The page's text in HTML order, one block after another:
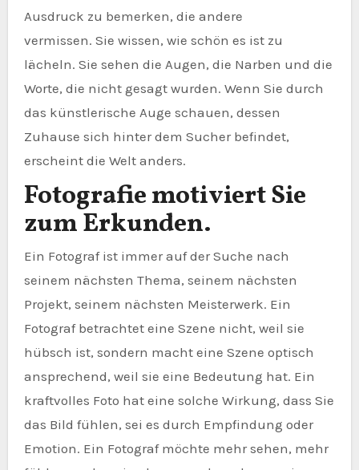
Ausdruck zu bemerken, die andere
vermissen. Sie wissen, wie schön es ist zu
lächeln. Sie sehen die Augen, die Narben und die
Worte, die nicht gesagt wurden. Wenn Sie durch
das künstlerische Auge schauen, dessen
Zuhause sich hinter dem Sucher befindet,
erscheint die Welt anders.
Fotografie motiviert Sie
zum Erkunden.
Ein Fotograf ist immer auf der Suche nach
seinem nächsten Thema, seinem nächsten
Projekt, seinem nächsten Meisterwerk. Ein
Fotograf betrachtet eine Szene nicht, weil sie
hübsch ist, sondern macht eine Szene optisch
ansprechend, weil sie eine Bedeutung hat. Ein
kraftvolles Foto hat eine solche Wirkung, dass Sie
das Bild fühlen, sei es durch Empfindung oder
Emotion. Ein Fotograf möchte mehr sehen, mehr